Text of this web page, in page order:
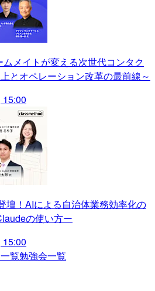
ムメイトが変える次世代コンタク
とオペレーション改革の最前線～
壇！AIによる自治体業務効率化の
の使い方ー
覧勉強会一覧